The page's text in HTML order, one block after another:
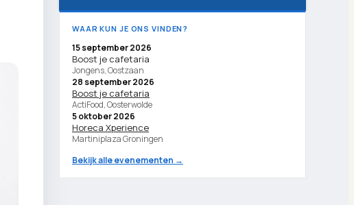
WAAR KUN JE ONS VINDEN?
15 september 2026
Boost je cafetaria
Jongens, Oostzaan
28 september 2026
Boost je cafetaria
ActiFood, Oosterwolde
5 oktober 2026
Horeca Xperience
Martiniplaza Groningen
Bekijk alle evenementen →